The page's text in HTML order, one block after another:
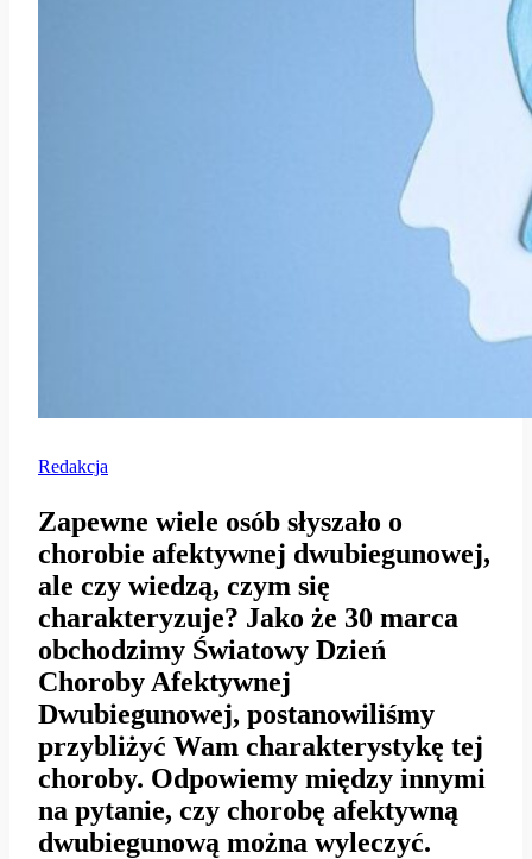
Redakcja
Zapewne wiele osób słyszało o
chorobie afektywnej dwubiegunowej,
ale czy wiedzą, czym się
charakteryzuje? Jako że 30 marca
obchodzimy Światowy Dzień
Choroby Afektywnej
Dwubiegunowej, postanowiliśmy
przybliżyć Wam charakterystykę tej
choroby. Odpowiemy między innymi
na pytanie, czy chorobę afektywną
dwubiegunową można wyleczyć.